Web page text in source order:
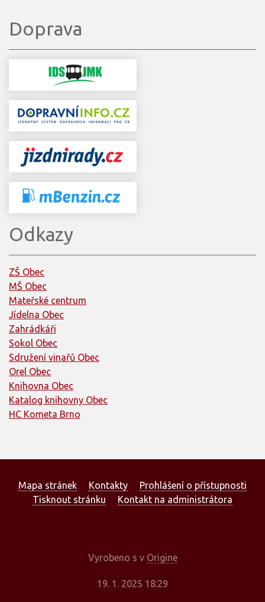
Doprava
Odkazy
ZŠ Obec
MŠ Obec
Mateřské centrum
Jídelna Obec
Zahrádkáři
Sokol Obec
Sdružení vinařů Obec
Orel Obec
Knihovna Obec
Katalog knihovny Obec
HC Kometa Brno
Mapa stránek Kontakty
Prohlášení o přístupnosti
Tisknout stránku
Kontakt na administrátora
Vyrobeno s v Origine
19. 1. 2025 18:29